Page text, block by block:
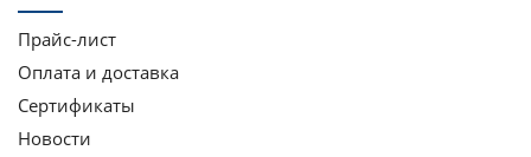
Прайс-лист
Оплата и доставка
Сертификаты
Новости